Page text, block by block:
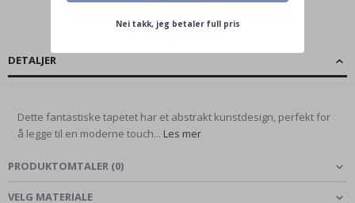
DETALJER
Dette fantastiske tapetet har et abstrakt kunstdesign, perfekt for
å legge til en moderne touch... Les mer
PRODUKTOMTALER (0)
VELG MATERIALE
Nei takk, jeg betaler full pris